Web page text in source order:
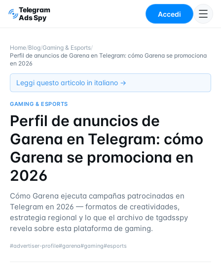
Telegram
Ads Spy
Accedi
Home/Blog/Gaming & Esports/
Perfil de anuncios de Garena en Telegram: cómo Garena se promociona
en 2026
Leggi questo articolo in italiano →
GAMING & ESPORTS
Perfil de anuncios de
Garena en Telegram: cómo
Garena se promociona en
2026
Cómo Garena ejecuta campañas patrocinadas en
Telegram en 2026 — formatos de creatividades,
estrategia regional y lo que el archivo de tgadsspy
revela sobre esta plataforma de gaming.
#advertiser-profile#garena#gaming#esports